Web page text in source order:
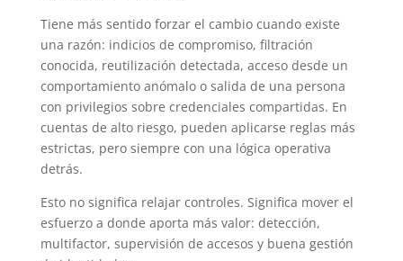
Tiene más sentido forzar el cambio cuando existe
una razón: indicios de compromiso, filtración
conocida, reutilización detectada, acceso desde un
comportamiento anómalo o salida de una persona
con privilegios sobre credenciales compartidas. En
cuentas de alto riesgo, pueden aplicarse reglas más
estrictas, pero siempre con una lógica operativa
detrás.
Esto no significa relajar controles. Significa mover el
esfuerzo a donde aporta más valor: detección,
multifactor, supervisión de accesos y buena gestión